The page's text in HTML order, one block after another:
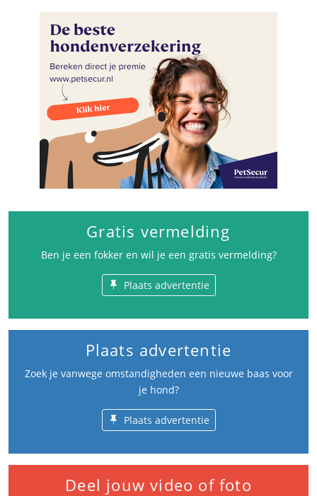
Gratis vermelding
Ben je een fokker en wil je een gratis vermelding?
Plaats advertentie
Plaats advertentie
Zoek je vanwege omstandigheden een nieuwe baas voor
je hond?
Plaats advertentie
Deel jouw video of foto